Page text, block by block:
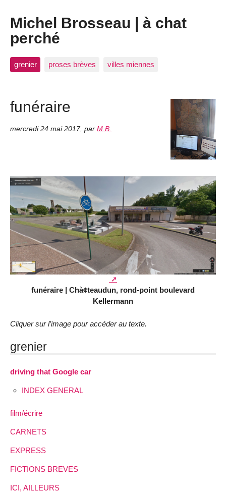
Michel Brosseau | à chat
perché
grenier proses brèves villes miennes
funéraire
mercredi 24 mai 2017, par M.B.
funéraire | Chà¢teaudun, rond-point boulevard
Kellermann
Cliquer sur l’image pour accéder au texte.
grenier
driving that Google car
INDEX GENERAL
film/écrire
CARNETS
EXPRESS
FICTIONS BREVES
ICI, AILLEURS